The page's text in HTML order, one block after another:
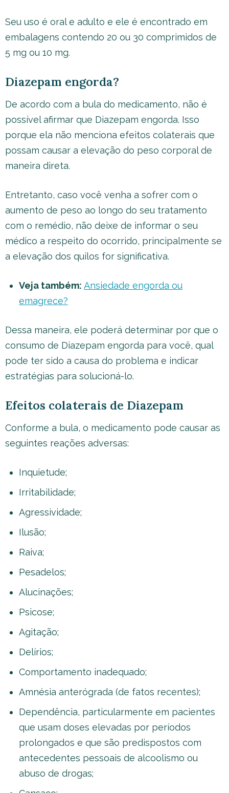
Seu uso é oral e adulto e ele é encontrado em
embalagens contendo 20 ou 30 comprimidos de
5 mg ou 10 mg.
Diazepam engorda?
De acordo com a bula do medicamento, não é
possível afirmar que Diazepam engorda. Isso
porque ela não menciona efeitos colaterais que
possam causar a elevação do peso corporal de
maneira direta.
Entretanto, caso você venha a sofrer com o
aumento de peso ao longo do seu tratamento
com o remédio, não deixe de informar o seu
médico a respeito do ocorrido, principalmente se
a elevação dos quilos for significativa.
Veja também: Ansiedade engorda ou
emagrece?
Dessa maneira, ele poderá determinar por que o
consumo de Diazepam engorda para você, qual
pode ter sido a causa do problema e indicar
estratégias para solucioná-lo.
Efeitos colaterais de Diazepam
Conforme a bula, o medicamento pode causar as
seguintes reações adversas:
Inquietude;
Irritabilidade;
Agressividade;
Ilusão;
Raiva;
Pesadelos;
Alucinações;
Psicose;
Agitação;
Delírios;
Comportamento inadequado;
Amnésia anterógrada (de fatos recentes);
Dependência, particularmente em pacientes
que usam doses elevadas por períodos
prolongados e que são predispostos com
antecedentes pessoais de alcoolismo ou
abuso de drogas;